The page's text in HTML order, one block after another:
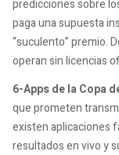
predicciones sobre
paga una supuesta
“suculento” premio.
operan sin licencias
6-Apps de la Copa
que prometen
existen aplicaciones
resultados en vivo y